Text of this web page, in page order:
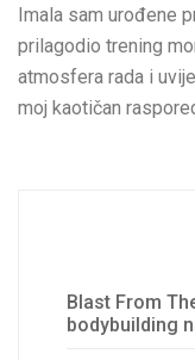
Imala sam urođene
prilagodio trening
atmosfera rada i
moj kaotičan
Blast From
bodybuilding